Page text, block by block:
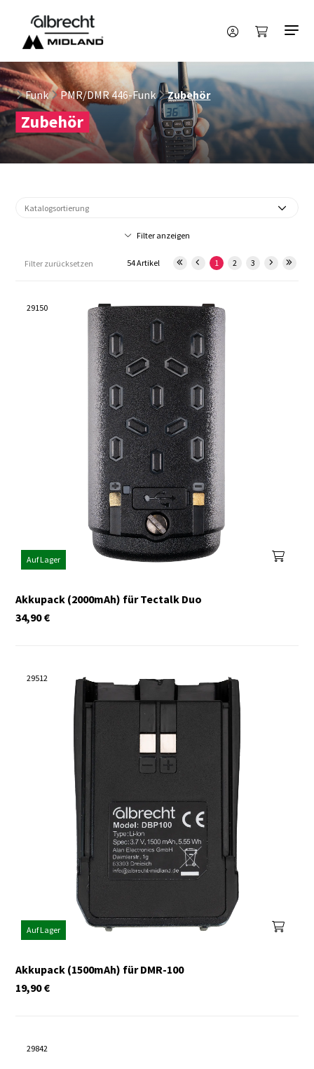
Funk PMR/DMR 446-Funk Zubehör
Zubehör
Filter anzeigen
Filter zurücksetzen 1 2 3
54 Artikel
29150
Auf Lager
Akkupack (2000mAh) für Tectalk Duo
€
34,90
29512
Auf Lager
Akkupack (1500mAh) für DMR-100
€
19,90
29842